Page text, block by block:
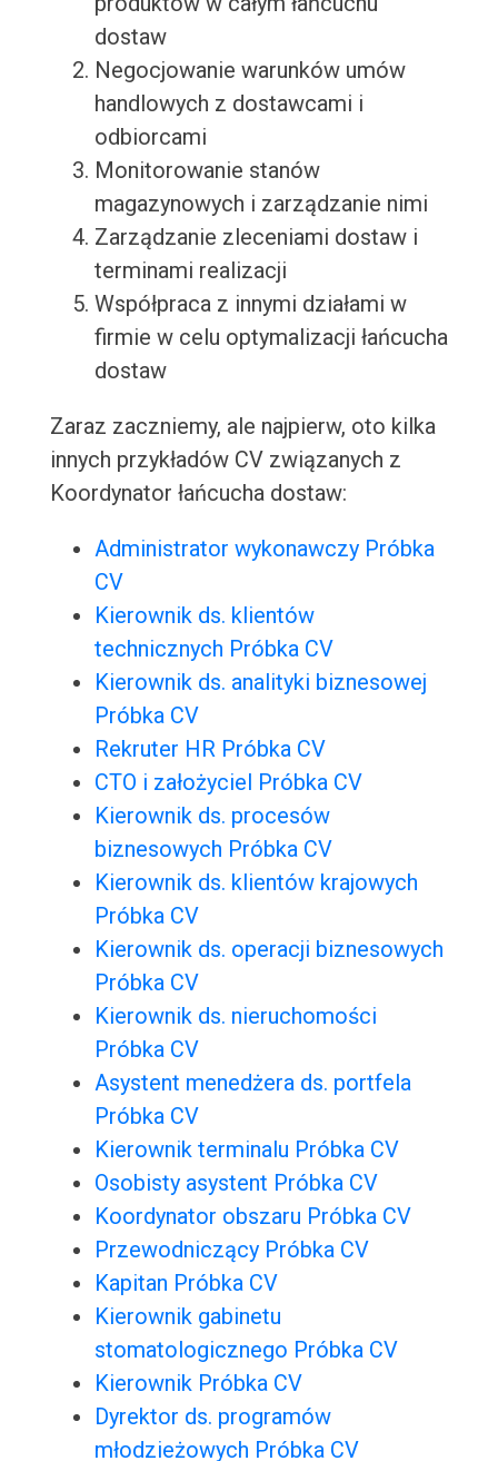
dostaw
Negocjowanie warunków umów
handlowych z dostawcami i
odbiorcami
Monitorowanie stanów
magazynowych i zarządzanie nimi
Zarządzanie zleceniami dostaw i
terminami realizacji
Współpraca z innymi działami w
firmie w celu optymalizacji łańcucha
dostaw
Zaraz zaczniemy, ale najpierw, oto kilka
innych przykładów CV związanych z
Koordynator łańcucha dostaw:
Administrator wykonawczy Próbka
CV
Kierownik ds. klientów
technicznych Próbka CV
Kierownik ds. analityki biznesowej
Próbka CV
Rekruter HR Próbka CV
CTO i założyciel Próbka CV
Kierownik ds. procesów
biznesowych Próbka CV
Kierownik ds. klientów krajowych
Próbka CV
Kierownik ds. operacji biznesowych
Próbka CV
Kierownik ds. nieruchomości
Próbka CV
Asystent menedżera ds. portfela
Próbka CV
Kierownik terminalu Próbka CV
Osobisty asystent Próbka CV
Koordynator obszaru Próbka CV
Przewodniczący Próbka CV
Kapitan Próbka CV
Kierownik gabinetu
stomatologicznego Próbka CV
Kierownik Próbka CV
Dyrektor ds. programów
młodzieżowych Próbka CV